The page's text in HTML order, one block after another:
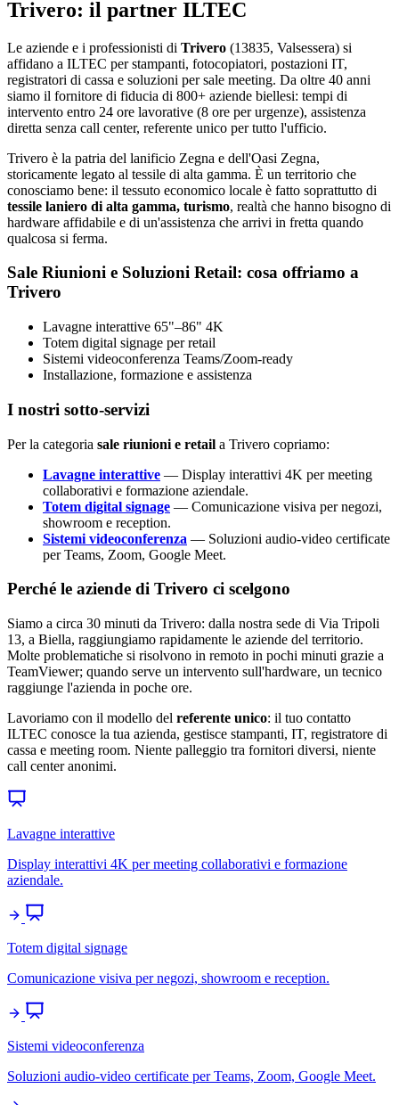
Trivero: il partner ILTEC
Le aziende e i professionisti di Trivero (13835, Valsessera) si
affidano a ILTEC per stampanti, fotocopiatori, postazioni IT,
registratori di cassa e soluzioni per sale meeting. Da oltre 40 anni
siamo il fornitore di fiducia di 800+ aziende biellesi: tempi di
intervento entro 24 ore lavorative (8 ore per urgenze), assistenza
diretta senza call center, referente unico per tutto l'ufficio.
Trivero è la patria del lanificio Zegna e dell'Oasi Zegna,
storicamente legato al tessile di alta gamma. È un territorio che
conosciamo bene: il tessuto economico locale è fatto soprattutto di
tessile laniero di alta gamma, turismo, realtà che hanno bisogno di
hardware affidabile e di un'assistenza che arrivi in fretta quando
qualcosa si ferma.
Sale Riunioni e Soluzioni Retail: cosa offriamo a
Trivero
Lavagne interattive 65"–86" 4K
Totem digital signage per retail
Sistemi videoconferenza Teams/Zoom-ready
Installazione, formazione e assistenza
I nostri sotto-servizi
Per la categoria sale riunioni e retail a Trivero copriamo:
Lavagne interattive — Display interattivi 4K per meeting
collaborativi e formazione aziendale.
Totem digital signage — Comunicazione visiva per negozi,
showroom e reception.
Sistemi videoconferenza — Soluzioni audio-video certificate
per Teams, Zoom, Google Meet.
Perché le aziende di Trivero ci scelgono
Siamo a circa 30 minuti da Trivero: dalla nostra sede di Via Tripoli
13, a Biella, raggiungiamo rapidamente le aziende del territorio.
Molte problematiche si risolvono in remoto in pochi minuti grazie a
TeamViewer; quando serve un intervento sull'hardware, un tecnico
raggiunge l'azienda in poche ore.
Lavoriamo con il modello del referente unico: il tuo contatto
ILTEC conosce la tua azienda, gestisce stampanti, IT, registratore di
cassa e meeting room. Niente palleggio tra fornitori diversi, niente
call center anonimi.
Lavagne interattive
Display interattivi 4K per meeting collaborativi e formazione
aziendale.
Totem digital signage
Comunicazione visiva per negozi, showroom e reception.
Sistemi videoconferenza
Soluzioni audio-video certificate per Teams, Zoom, Google Meet.